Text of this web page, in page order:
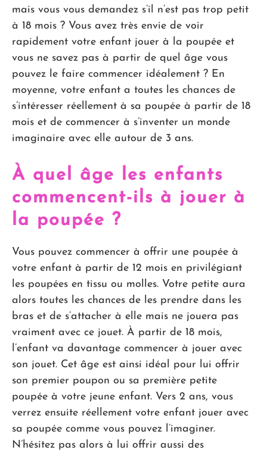
mais vous vous demandez s’il n’est pas trop petit
à 18 mois ? Vous avez très envie de voir
rapidement votre enfant jouer à la poupée et
vous ne savez pas à partir de quel âge vous
pouvez le faire commencer idéalement ? En
moyenne, votre enfant a toutes les chances de
s’intéresser réellement à sa poupée à partir de 18
mois et de commencer à s’inventer un monde
imaginaire avec elle autour de 3 ans.
À quel âge les enfants
commencent-ils à jouer à
la poupée ?
Vous pouvez commencer à offrir une poupée à
votre enfant à partir de 12 mois en privilégiant
les poupées en tissu ou molles. Votre petite aura
alors toutes les chances de les prendre dans les
bras et de s’attacher à elle mais ne jouera pas
vraiment avec ce jouet. À partir de 18 mois,
l’enfant va davantage commencer à jouer avec
son jouet. Cet âge est ainsi idéal pour lui offrir
son premier poupon ou sa première petite
poupée à votre jeune enfant. Vers 2 ans, vous
verrez ensuite réellement votre enfant jouer avec
sa poupée comme vous pouvez l’imaginer.
N’hésitez pas alors à lui offrir aussi des